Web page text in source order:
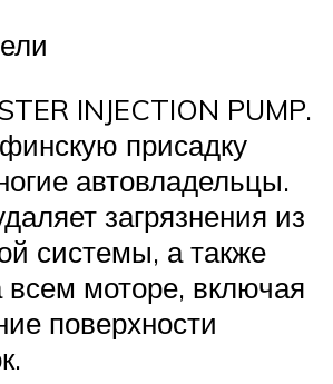
INJECTION PUMP.
присадку
автовладельцы.
загрязнения из
системы, а также
всем моторе, включая
поверхности